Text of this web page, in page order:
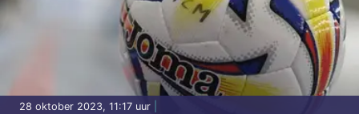
28 oktober 2023, 11:17 uur